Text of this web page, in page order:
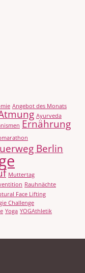
Angebot des Monats
Ayurveda
Ernährung
Berlin
Muttertag
Rauhnächte
Face Lifting
Challenge
Yoga YOGAthletik